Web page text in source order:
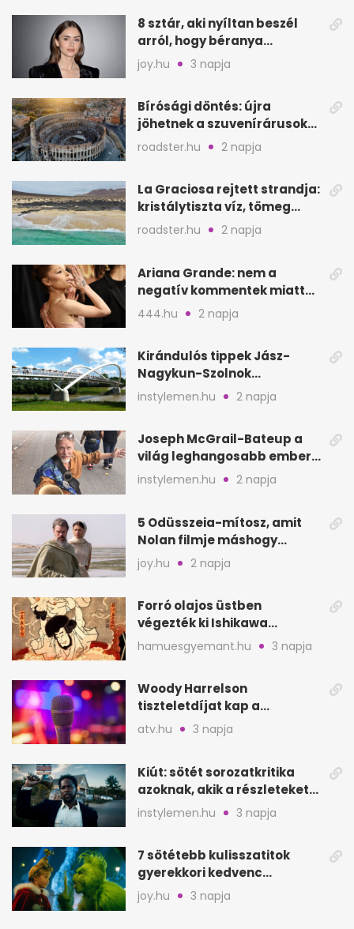
8 sztár, aki nyíltan beszél
arról, hogy béranya
segítette a családalapítást
joy.hu 3 napja
Bírósági döntés: újra
jöhetnek a szuvenírárusok
Európa ikonikus helyére
roadster.hu 2 napja
La Graciosa rejtett strandja:
kristálytiszta víz, tömeg
nélkül
roadster.hu 2 napja
Ariana Grande: nem a
negatív kommentek miatt
vonul vissza
444.hu 2 napja
Kirándulós tippek Jász-
Nagykun-Szolnok
megyében: 6 kihagyhatatlan
hely
instylemen.hu 2 napja
Joseph McGrail-Bateup a
világ leghangosabb embere
lett Ausztráliából
instylemen.hu 2 napja
5 Odüsszeia-mítosz, amit
Nolan filmje máshogy
mutat, mint Homérosz
joy.hu 2 napja
Forró olajos üstben
végezték ki Ishikawa
Goemont, Japán Robin
Hoodját
hamuesgyemant.hu 3 napja
Woody Harrelson
tiszteletdíjat kap a
Szarajevói Filmfesztiválon
atv.hu 3 napja
Kiút: sötét sorozatkritika
azoknak, akik a részleteket
keresik
instylemen.hu 3 napja
7 sötétebb kulisszatitok
gyerekkori kedvenc
filmjeinkről a Joy szerint
joy.hu 3 napja